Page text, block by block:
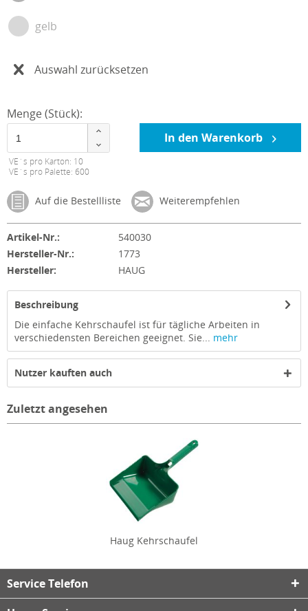
gelb
Auswahl zurücksetzen
Menge (Stück):
VE´s pro Karton: 10
VE´s pro Palette: 600
In den Warenkorb
Auf die Bestellliste Weiterempfehlen
Artikel-Nr.:
540030
Hersteller-Nr.:
1773
Hersteller:
HAUG
Beschreibung
Die einfache Kehrschaufel ist für tägliche Arbeiten in
verschiedensten Bereichen geeignet. Sie... mehr
Nutzer kauften auch
Zuletzt angesehen
Haug Kehrschaufel
Service Telefon